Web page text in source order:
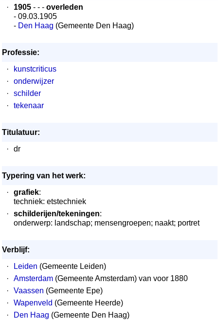
·
1905 - - - overleden
- 09.03.1905
- Den Haag (Gemeente Den Haag)
Professie:
·
kunstcriticus
·
onderwijzer
·
schilder
·
tekenaar
Titulatuur:
·
dr
Typering van het werk:
·
grafiek:
techniek: etstechniek
·
schilderijen/tekeningen:
onderwerp: landschap; mensengroepen; naakt; portret
Verblijf:
·
Leiden (Gemeente Leiden)
·
Amsterdam (Gemeente Amsterdam) van voor 1880
·
Vaassen (Gemeente Epe)
·
Wapenveld (Gemeente Heerde)
·
Den Haag (Gemeente Den Haag)